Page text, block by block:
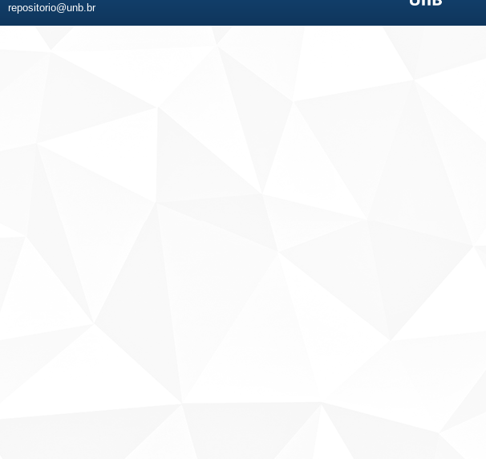
repositorio@unb.br